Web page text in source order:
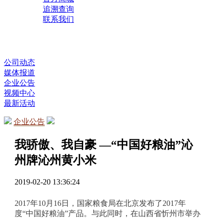
追溯查询
联系我们
公司动态
媒体报道
企业公告
视频中心
最新活动
企业公告
我骄傲、我自豪 —“中国好粮油”沁
州牌沁州黄小米
2019-02-20 13:36:24
2017年10月16日， 国家粮食局在北京发布了2017年
度“中国好粮油”产品。 与此同时，在山西省忻州市举办